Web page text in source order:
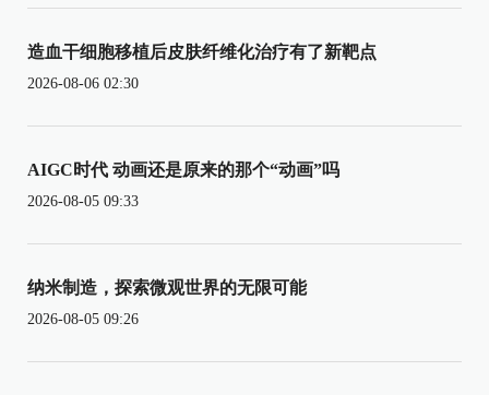
造血干细胞移植后皮肤纤维化治疗有了新靶点
2026-08-06 02:30
AIGC时代 动画还是原来的那个“动画”吗
2026-08-05 09:33
纳米制造，探索微观世界的无限可能
2026-08-05 09:26